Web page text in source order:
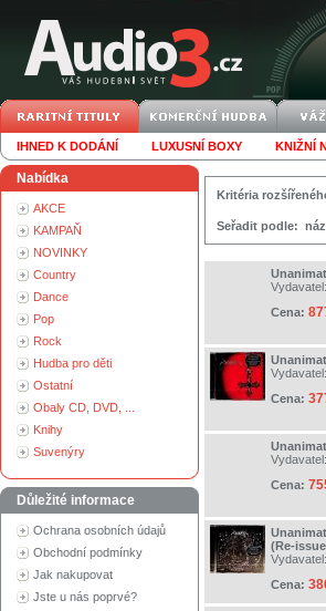
IHNED K DODÁNÍ LUXUSNÍ BOXY KNIŽNÍ
Nabídka
AKCE
KAMPAŇ
NOVINKY
Country
Dance
Pop
Rock
Hudba pro děti
Ostatní
Obaly CD, DVD, ...
Knihy
Suvenýry
Důležité informace
Ochrana osobních údajů
Obchodní podmínky
Jak nakupovat
Jste u nás poprvé?
Kritéria
Seřadit podle:
Vydavatel:
Cena:
Vydavatel:
Cena:
Vydavatel:
Cena:
(Re-
Vydavatel:
Cena: